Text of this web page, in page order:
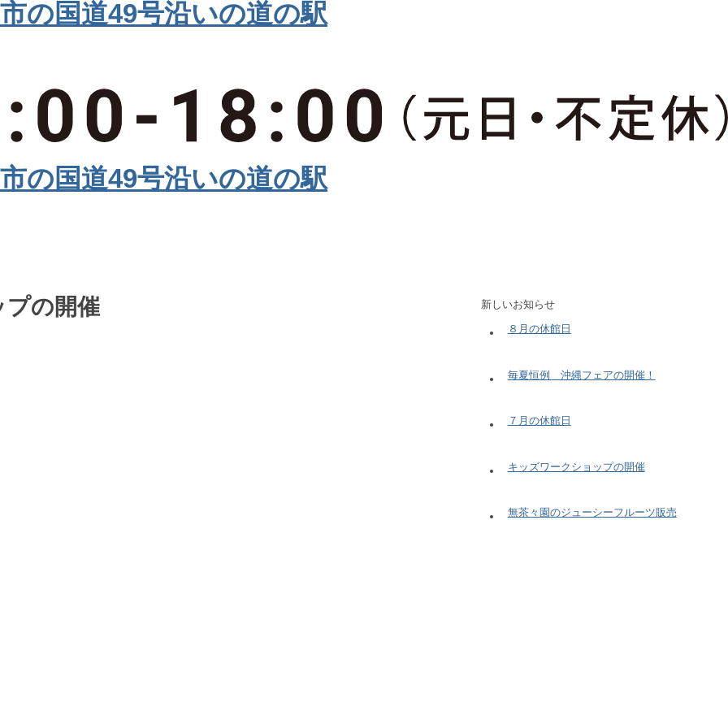
の開催
新しいお知らせ
８月の休館日
毎夏恒例 沖縄フェアの開催！
７月の休館日
キッズワークショップの開催
無茶々園のジューシーフルーツ販売